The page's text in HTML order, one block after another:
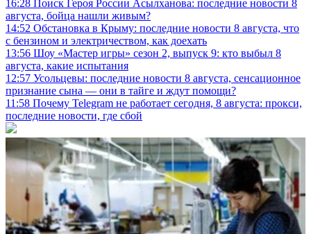
16:28 Поиск Героя России Асылханова: последние новости 8
августа, бойца нашли живым?
14:52 Обстановка в Крыму: последние новости 8 августа, что
с бензином и электричеством, как доехать
13:56 Шоу «Мастер игры» сезон 2, выпуск 9: кто выбыл 8
августа, какие испытания
12:57 Усольцевы: последние новости 8 августа, сенсационное
признание сына — они в тайге и ждут помощи?
11:58 Почему Telegram не работает сегодня, 8 августа: прокси,
последние новости, где сбой